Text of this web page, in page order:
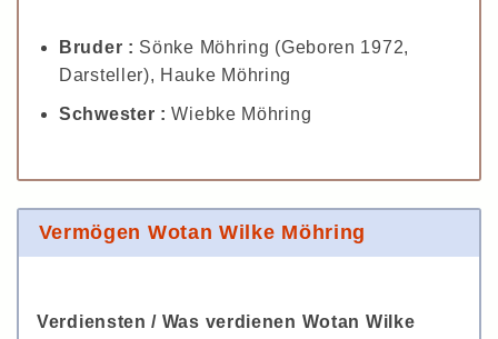
Bruder : Sönke Möhring (Geboren 1972,
Darsteller), Hauke Möhring
Schwester :Wiebke Möhring
Vermögen Wotan Wilke Möhring
Verdiensten / Was verdienen Wotan Wilke